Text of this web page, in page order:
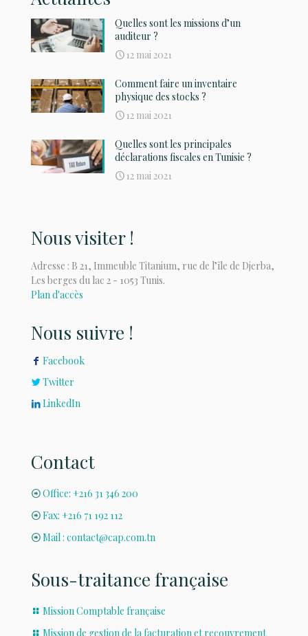
Quelles sont les missions d’un
auditeur ?
12 mai 2021
Comment faire un inventaire
physique des stocks ?
12 mai 2021
Quelles sont les principales
déclarations fiscales en Tunisie ?
12 mai 2021
Nous visiter !
Adresse : B 21, Immeuble Titanium, rue de l’île de Djerba,
Les berges du lac 2 - 1053 Tunis.
Plan d'accès
Nous suivre !
Facebook
Twitter
LinkedIn
Contact
Office: +216 31 346 200
Fax: +216 71 192 112
Mail : contact@cap.com.tn
Sous-traitance française
Mission Comptable française
Mission de gestion de la facturation et recouvrement